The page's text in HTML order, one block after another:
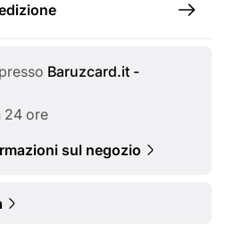
Baruzcard.it -
24 ore
sul negozio